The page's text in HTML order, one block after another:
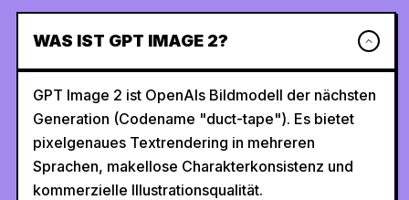
WAS IST GPT IMAGE 2?
GPT Image 2 ist OpenAIs Bildmodell der nächsten
Generation (Codename "duct-tape"). Es bietet
pixelgenaues Textrendering in mehreren
Sprachen, makellose Charakterkonsistenz und
kommerzielle Illustrationsqualität.